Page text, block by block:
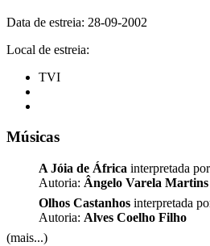
Data de estreia: 28-09-2002
Local de estreia:
TVI
Músicas
A Jóia de África interpretada por
Autoria: Ângelo Varela Martins
Olhos Castanhos interpretada
Autoria: Alves Coelho Filho
(mais...)